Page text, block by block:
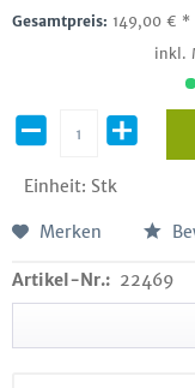
Gesamtpreis: 149,00 € *
inkl.
Einheit: Stk
Merken
Artikel-Nr.: 22469